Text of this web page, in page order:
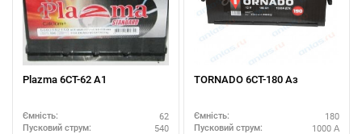
Plazma 6СТ-62 А1
Ємність: 62
Пусковий струм: 540
TORNADO 6СТ-180 Аз
Ємність: 180
Пусковий струм: 1000 А